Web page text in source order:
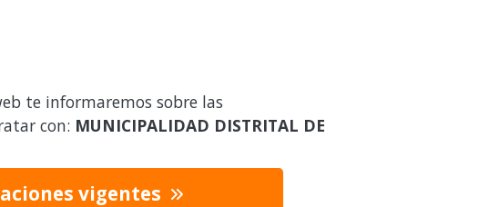
te informaremos sobre las
con: MUNICIPALIDAD DISTRITAL DE
vigentes